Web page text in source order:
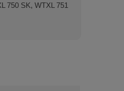
750 SK, WTXL 751